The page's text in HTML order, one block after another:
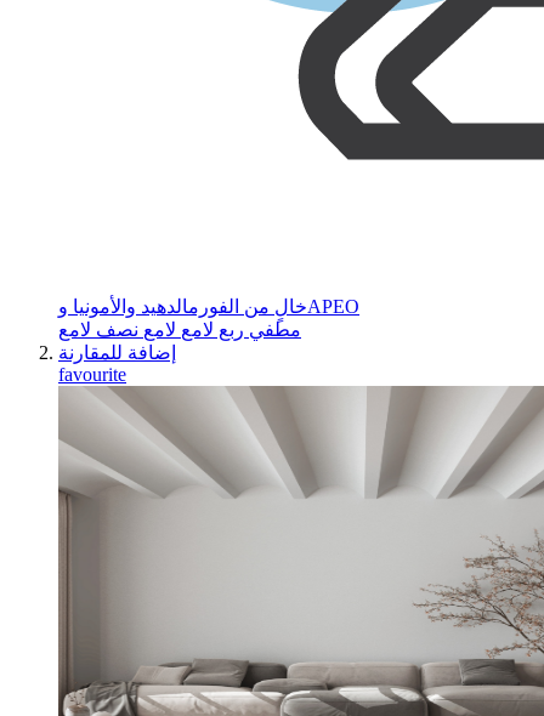
خالٍ من الفورمالدهيد والأمونيا وAPEO
مطفي ربع لامع لامع نصف لامع
إضافة للمقارنة
favourite